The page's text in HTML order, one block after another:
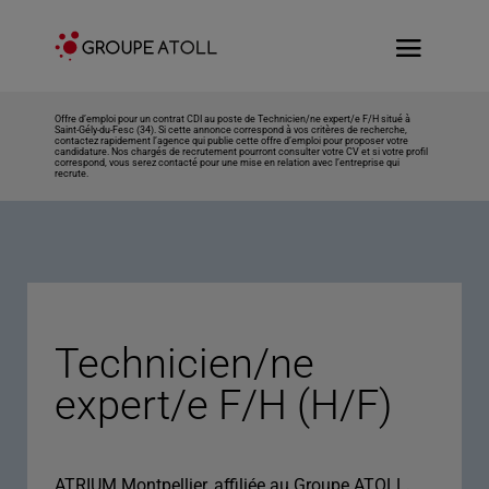
Offre d’emploi pour un contrat CDI au poste de Technicien/ne expert/e F/H situé à
Saint-Gély-du-Fesc (34). Si cette annonce correspond à vos critères de recherche,
contactez rapidement l’agence qui publie cette offre d’emploi pour proposer votre
candidature. Nos chargés de recrutement pourront consulter votre CV et si votre profil
correspond, vous serez contacté pour une mise en relation avec l’entreprise qui
recrute.
Technicien/ne
expert/e F/H (H/F)